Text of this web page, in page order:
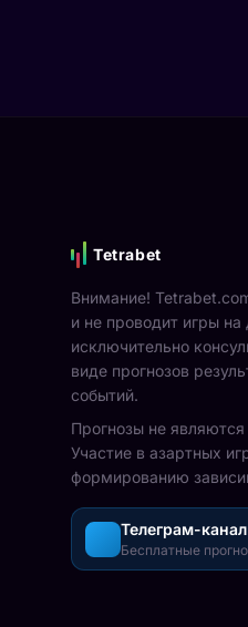
Tetrabet
Внимание!
и не проводит игры на
исключительно
виде прогнозов
событий.
Прогнозы не
Участие в азартных
формированию
Телеграм-канал
Бесплатные